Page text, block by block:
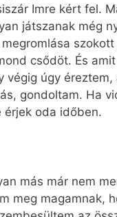
Imre kért fel.
játszanak még
csődöt. És
úgy
gondoltam. Ha
érjek oda időben.
más már nem
meg magamnak,